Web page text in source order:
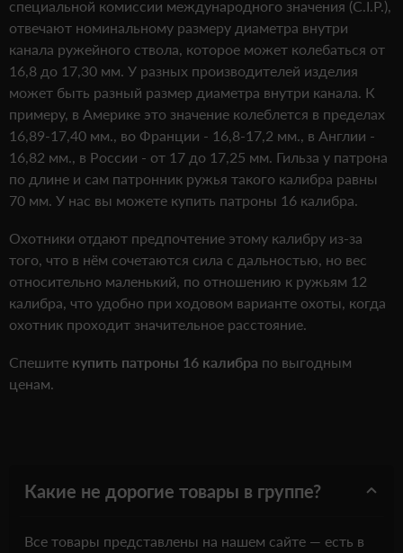
специальной комиссии международного значения (C.I.P.),
отвечают номинальному размеру диаметра внутри
канала ружейного ствола, которое может колебаться от
16,8 до 17,30 мм. У разных производителей изделия
может быть разный размер диаметра внутри канала. К
примеру, в Америке это значение колеблется в пределах
16,89-17,40 мм., во Франции - 16,8-17,2 мм., в Англии -
16,82 мм., в России - от 17 до 17,25 мм. Гильза у патрона
по длине и сам патронник ружья такого калибра равны
70 мм. У нас вы можете купить патроны 16 калибра.
Охотники отдают предпочтение этому калибру из-за
того, что в нём сочетаются сила с дальностью, но вес
относительно маленький, по отношению к ружьям 12
калибра, что удобно при ходовом варианте охоты, когда
охотник проходит значительное расстояние.
Спешите купить патроны 16 калибра по выгодным
ценам.
Какие не дорогие товары в группе?
Все товары представлены на нашем сайте — есть в